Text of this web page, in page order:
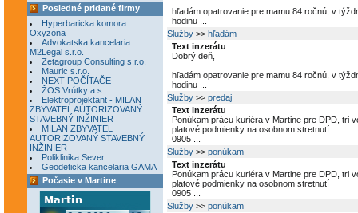
Posledné pridané firmy
Hyperbaricka komora
Oxyzona
Advokatska kancelaria
M2Legal s.r.o.
Zetagroup Consulting s.r.o.
Mauric s.r.o.
NEXT POČÍTAČE
ŽOS Vrútky a.s.
Elektroprojektant - MILAN
ZBYVATEL AUTORIZOVANÝ
STAVEBNÝ INŽINIER
MILAN ZBYVATEL
AUTORIZOVANÝ STAVEBNÝ
INŽINIER
Poliklinika Sever
Geodeticka kancelaria GAMA
Počasie v Martine
hľadám opatrovanie pre mamu 84 ročnú, v
hodinu ...
Služby >> hľadám
Text inzerátu
Dobrý deň,
hľadám opatrovanie pre mamu 84 ročnú, v
hodinu ...
Služby >> predaj
Text inzerátu
Ponúkam prácu kuriéra v Martine pre DPD, tri
platové podmienky na osobnom stretnutí
0905 ...
Služby >> ponúkam
Text inzerátu
Ponúkam prácu kuriéra v Martine pre DPD, tri
platové podmienky na osobnom stretnutí
0905 ...
Služby >> ponúkam